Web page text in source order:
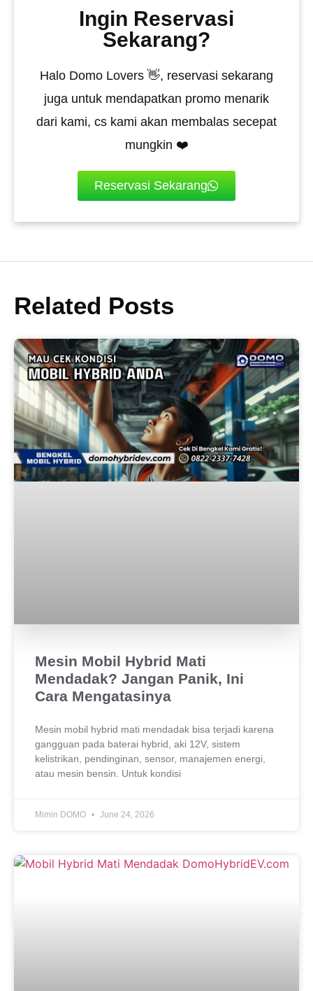
Ingin Reservasi
Sekarang?
Halo Domo Lovers 👋, reservasi sekarang
juga untuk mendapatkan promo menarik
dari kami, cs kami akan membalas secepat
mungkin ❤️
Reservasi Sekarang
Related Posts
Mesin Mobil Hybrid Mati
Mendadak? Jangan Panik, Ini
Cara Mengatasinya
Mesin mobil hybrid mati mendadak bisa terjadi karena
gangguan pada baterai hybrid, aki 12V, sistem
kelistrikan, pendinginan, sensor, manajemen energi,
atau mesin bensin. Untuk kondisi
Mimin DOMO June 24, 2026